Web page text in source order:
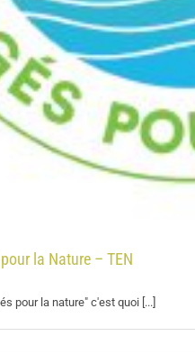
la Nature – TEN
pour la nature" c'est quoi [...]